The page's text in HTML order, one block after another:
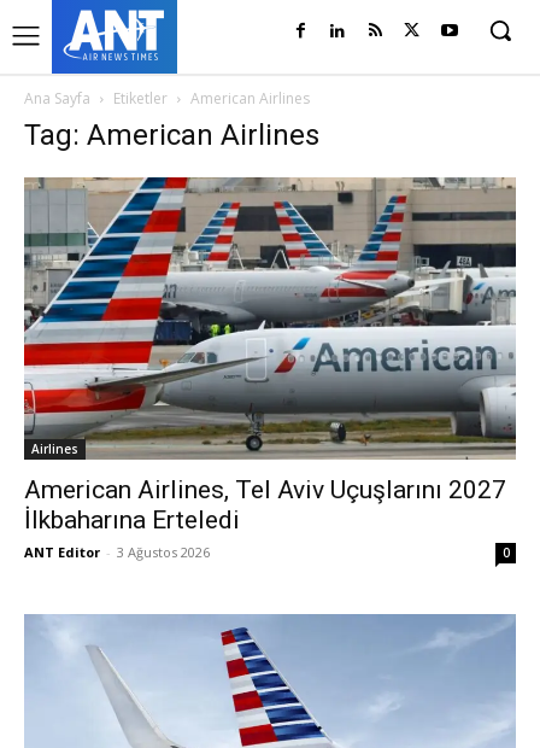
Ana Sayfa Etiketler American Airlines
Tag: American Airlines
Airlines
American Airlines, Tel Aviv Uçuşlarını 2027
İlkbaharına Erteledi
ANT Editor - 3 Ağustos 2026 0